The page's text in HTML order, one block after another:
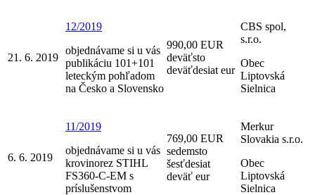
21. 6. 2019
12/2019
objednávame si u vás
publikáciu 101+101
leteckým pohľadom
na Česko a Slovensko
990,00 EUR
deväťsto
deväťdesiat eur
CBS spol,
s.r.o.
Obec
Liptovská
Sielnica
6. 6. 2019
11/2019
objednávame si u vás
krovinorez STIHL
FS360-C-EM s
príslušenstvom
769,00 EUR
sedemsto
šesťdesiat
deväť eur
Merkur
Slovakia s.r.o.
Obec
Liptovská
Sielnica